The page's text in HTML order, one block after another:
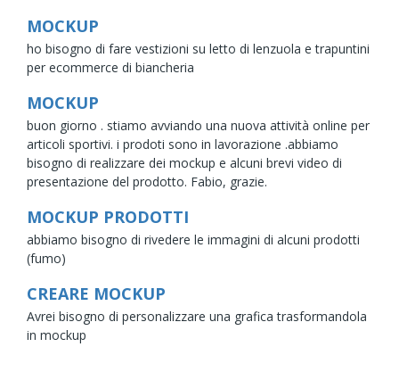
MOCKUP
ho bisogno di fare vestizioni su letto di lenzuola e trapuntini
per ecommerce di biancheria
MOCKUP
buon giorno . stiamo avviando una nuova attività online per
articoli sportivi. i prodoti sono in lavorazione .abbiamo
bisogno di realizzare dei mockup e alcuni brevi video di
presentazione del prodotto. Fabio, grazie.
MOCKUP PRODOTTI
abbiamo bisogno di rivedere le immagini di alcuni prodotti
(fumo)
CREARE MOCKUP
Avrei bisogno di personalizzare una grafica trasformandola
in mockup